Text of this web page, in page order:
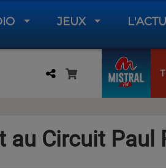
JEUX L'ACTU
au Circuit Paul